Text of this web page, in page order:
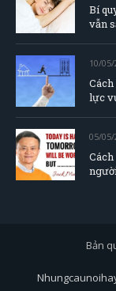
Bí
vẫn
10/
lực
05/05/
Bản